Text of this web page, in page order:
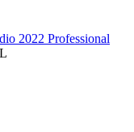
2022 Professional